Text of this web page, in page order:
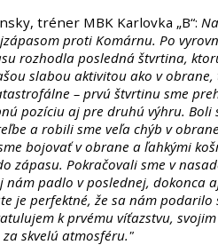
tréner MBK Karlovka „B“:
proti Komárnu. Po
rozhodla posledná štvrtina,
slabou aktivitou ako v obrane,
– prvú štvrtinu sme
pozíciu aj pre druhú výhru. Boli
a robili sme veľa chýb v
bojovať v obrane a ľahkými
zápasu. Pokračovali sme v
nám padlo v poslednej, dokonca
je perfektné, že sa nám podarilo
k prvému víťazstvu,
skvelú atmosféru."